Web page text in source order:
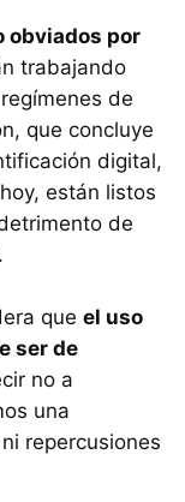
obviados por
trabajando
de
que concluye
digital,
están listos
de
que el uso
ser de
no a
una
repercusiones